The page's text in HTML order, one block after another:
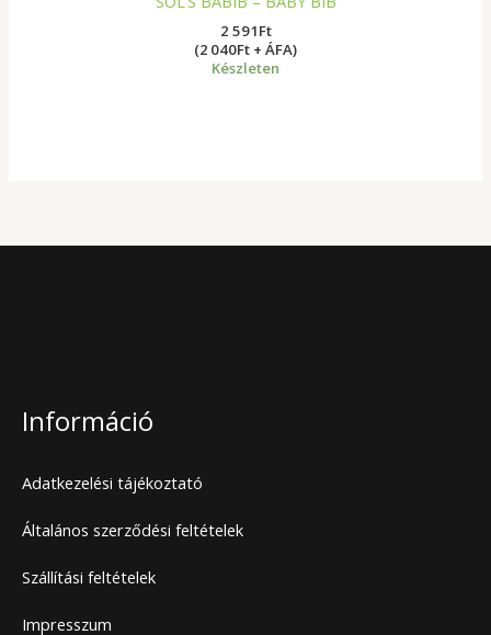
2 591Ft
(2 040Ft + ÁFA)
Készleten
Információ
Adatkezelési tájékoztató
Általános szerződési feltételek
Szállítási feltételek
Impresszum